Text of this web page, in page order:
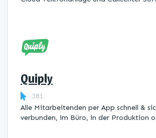
Quiply
381
Alle Mitarbeitenden per App schnell &
verbunden, im Büro, in der Produktion